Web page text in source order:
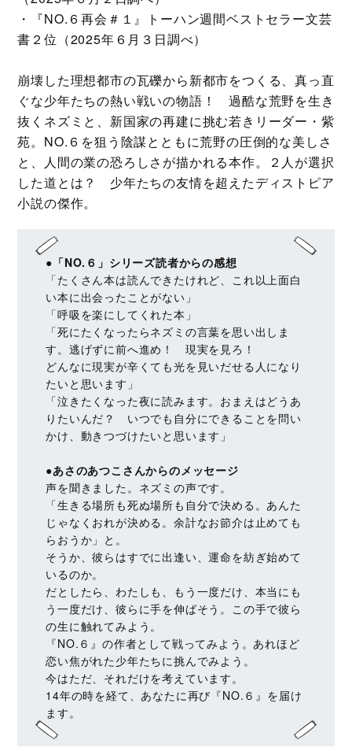
・『NO.６再会＃１』トーハン週間ベストセラー文芸
書２位（2025年６月３日調べ）
崩壊した理想都市の瓦礫から新都市をつくる、真っ直
ぐな少年たちの熱い戦いの物語！ 過酷な荒野を生き
抜くネズミと、新国家の再建に挑む若きリーダー・紫
苑。NO.６を狙う陰謀とともに荒野の圧倒的な美しさ
と、人間の業の恐ろしさが描かれる本作。２人が選択
した道とは？ 少年たちの友情を超えたディストピア
小説の傑作。
●「NO.６」シリーズ読者からの感想
「たくさん本は読んできたけれど、これ以上面白
い本に出会ったことがない」
「呼吸を楽にしてくれた本」
「死にたくなったらネズミの言葉を思い出しま
す。逃げずに前へ進め！ 現実を見ろ！
どんなに現実が辛くても光を見いだせる人になり
たいと思います」
「泣きたくなった夜に読みます。おまえはどうあ
りたいんだ？ いつでも自分にできることを問い
かけ、動きつづけたいと思います」
●あさのあつこさんからのメッセージ
声を聞きました。ネズミの声です。
「生きる場所も死ぬ場所も自分で決める。あんた
じゃなくおれが決める。余計なお節介は止めても
らおうか」と。
そうか、彼らはすでに出逢い、運命を紡ぎ始めて
いるのか。
だとしたら、わたしも、もう一度だけ、本当にも
う一度だけ、彼らに手を伸ばそう。この手で彼ら
の生に触れてみよう。
『NO.６』の作者として戦ってみよう。あれほど
恋い焦がれた少年たちに挑んでみよう。
今はただ、それだけを考えています。
14年の時を経て、あなたに再び『NO.６』を届け
ます。